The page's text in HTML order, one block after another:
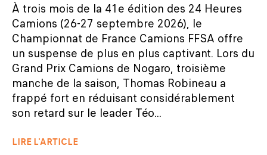
À trois mois de la 41e édition des 24 Heures
Camions (26-27 septembre 2026), le
Championnat de France Camions FFSA offre
un suspense de plus en plus captivant. Lors du
Grand Prix Camions de Nogaro, troisième
manche de la saison, Thomas Robineau a
frappé fort en réduisant considérablement
son retard sur le leader Téo...
LIRE L'ARTICLE